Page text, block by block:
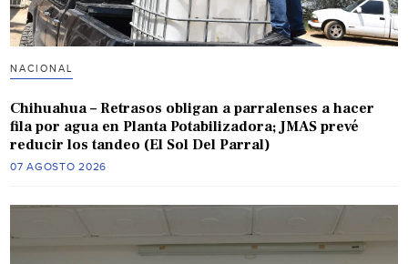
NACIONAL
Chihuahua – Retrasos obligan a parralenses a hacer
fila por agua en Planta Potabilizadora; JMAS prevé
reducir los tandeo (El Sol Del Parral)
07 AGOSTO 2026